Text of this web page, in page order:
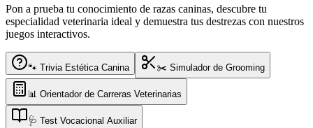
Pon a prueba tu conocimiento de razas caninas, descubre tu
especialidad veterinaria ideal y demuestra tus destrezas con nuestros
juegos interactivos.
🐾 Trivia Estética Canina ✂️ Simulador de Grooming
📊 Orientador de Carreras Veterinarias
🩺 Test Vocacional Auxiliar